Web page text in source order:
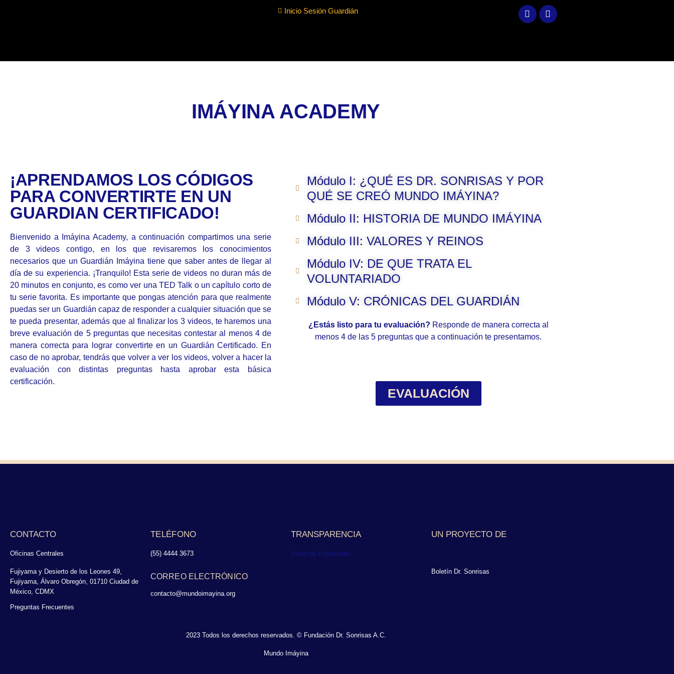
Inicio Sesión Guardián
IMÁYINA ACADEMY
¡APRENDAMOS LOS CÓDIGOS
PARA CONVERTIRTE EN UN
GUARDIAN CERTIFICADO!
Bienvenido a Imáyina Academy, a continuación compartimos una serie
de 3 videos contigo, en los que revisaremos los conocimientos
necesarios que un Guardián Imáyina tiene que saber antes de llegar al
día de su experiencia. ¡Tranquilo! Esta serie de videos no duran más de
20 minutos en conjunto, es como ver una TED Talk o un capítulo corto de
tu serie favorita. Es importante que pongas atención para que realmente
puedas ser un Guardián capaz de responder a cualquier situación que se
te pueda presentar, además que al finalizar los 3 videos, te haremos una
breve evaluación de 5 preguntas que necesitas contestar al menos 4 de
manera correcta para lograr convertirte en un Guardián Certificado. En
caso de no aprobar, tendrás que volver a ver los videos, volver a hacer la
evaluación con distintas preguntas hasta aprobar esta básica
certificación.
Módulo I: ¿QUÉ ES DR. SONRISAS Y POR
QUÉ SE CREÓ MUNDO IMÁYINA?
Módulo II: HISTORIA DE MUNDO IMÁYINA
Módulo III: VALORES Y REINOS
Módulo IV: DE QUE TRATA EL
VOLUNTARIADO
Módulo V: CRÓNICAS DEL GUARDIÁN
¿Estás listo para tu evaluación? Responde de manera correcta al
menos 4 de las 5 preguntas que a continuación te presentamos.
EVALUACIÓN
CONTACTO
Oficinas Centrales
Fujiyama y Desierto de los Leones 49,
Fujiyama, Álvaro Obregón, 01710 Ciudad de
México, CDMX
Preguntas Frecuentes
TELÉFONO
(55) 4444 3673
CORREO ELECTRÓNICO
contacto@mundoimayina.org
TRANSPARENCIA
Aviso de Privacidad
UN PROYECTO DE
Boletín Dr. Sonrisas
2023 Todos los derechos reservados. © Fundación Dr. Sonrisas A.C.
Mundo Imáyina